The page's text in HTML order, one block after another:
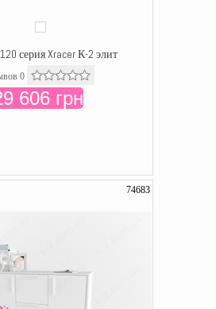
серия Xracer К-2 элит
0
606 грн
74683